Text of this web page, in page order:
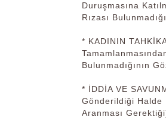
Duruşmasına
Rızası
* KADININ
Bulunmadığının
* İDDİA VE
Gönderildiği Halde
Aranması